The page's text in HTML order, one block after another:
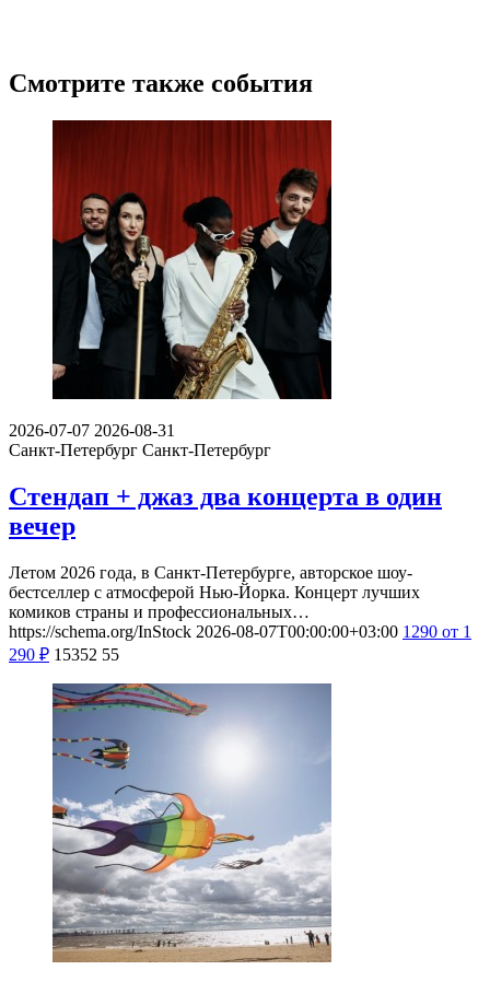
Смотрите также события
2026-07-07 2026-08-31
Санкт-Петербург Санкт-Петербург
Стендап + джаз два концерта в один
вечер
Летом 2026 года, в Санкт-Петербурге, авторское шоу-
бестселлер с атмосферой Нью-Йорка. Концерт лучших
комиков страны и профессиональных…
https://schema.org/InStock 2026-08-07T00:00:00+03:00 1290 от 1
290 ₽ 15352 55